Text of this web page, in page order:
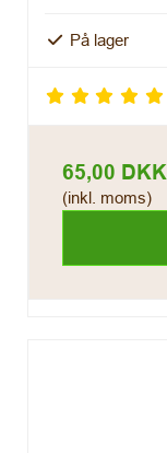
På lager
65,00 DKK
(inkl. moms)